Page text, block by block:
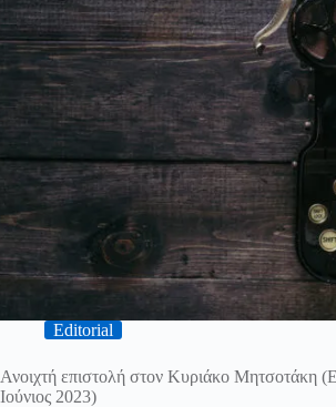
Editorial
Ανοιχτή επιστολή στον Κυριάκο Μητσοτάκη
Ιούνιος 2023)